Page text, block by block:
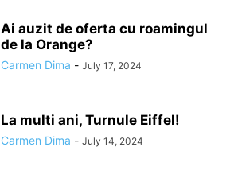
Ai auzit de oferta cu roamingul
de la Orange?
Carmen Dima - July 17, 2024
La multi ani, Turnule Eiffel!
Carmen Dima - July 14, 2024